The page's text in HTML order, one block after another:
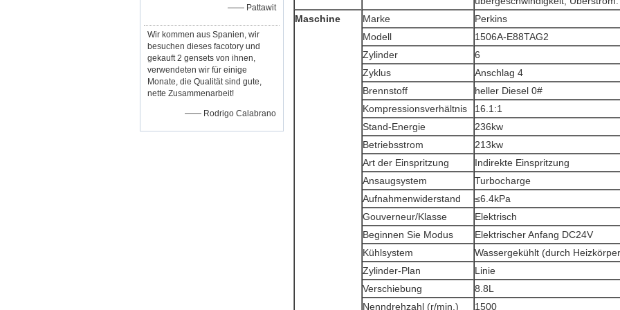
—— Pattawit
Wir kommen aus Spanien, wir
besuchen dieses facotory und
gekauft 2 gensets von ihnen,
verwendeten wir für einige
Monate, die Qualität sind gute,
nette Zusammenarbeit!
—— Rodrigo Calabrano
Maschine
Marke
Perkins
Modell
1506A-E88TAG2
Zylinder
6
Zyklus
Anschlag 4
Brennstoff
heller Diesel 0#
Kompressionsverhältnis
16.1:1
Stand-Energie
236kw
Betriebsstrom
213kw
Art der Einspritzung
Indirekte Einspritzung
Ansaugsystem
Turbocharge
Aufnahmenwiderstand
≤6.4kPa
Gouverneur/Klasse
Elektrisch
Beginnen Sie Modus
Elektrischer Anfang DC24V
Kühlsystem
Wassergekühlt (durch
Zylinder-Plan
Linie
Verschiebung
8.8L
Nenndrehzahl (r/min.)
1500